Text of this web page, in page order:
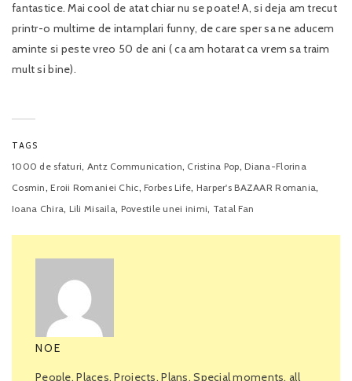
fantastice. Mai cool de atat chiar nu se poate! A, si deja am trecut
printr-o multime de intamplari funny, de care sper sa ne aducem
aminte si peste vreo 50 de ani ( ca am hotarat ca vrem sa traim
mult si bine).
TAGS
1000 de sfaturi, Antz Communication, Cristina Pop,Diana-Florina
Cosmin ,Eroii Romaniei Chic,Forbes Life, Harper's BAZAAR Romania,
Ioana Chira, Lili Misaila, Povestile unei inimi, Tatal Fan
NOE
People, Places, Projects, Plans, Special moments, all